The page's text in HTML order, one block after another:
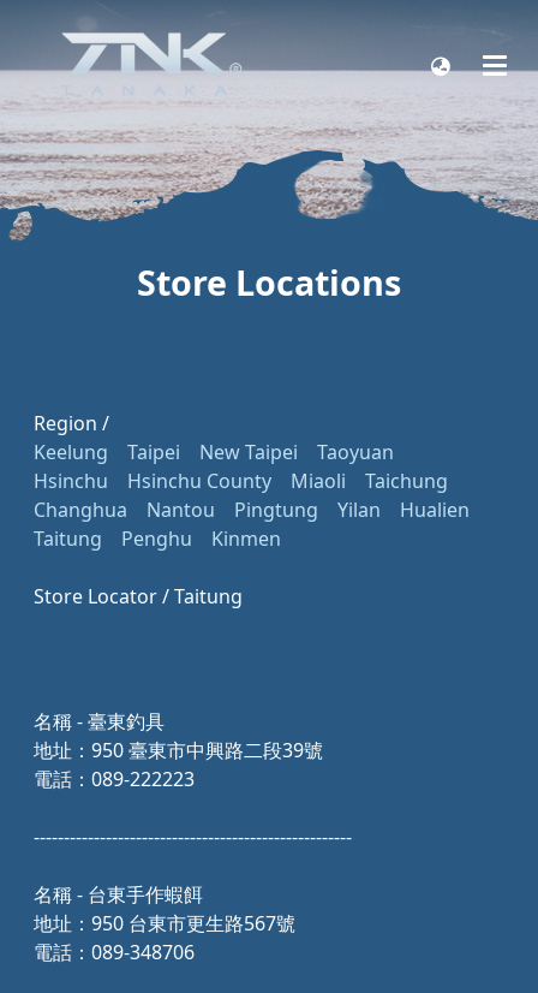
Store Locations
Region /
Keelung
Taipei New Taipei
Taoyuan
Hsinchu
Hsinchu County Miaoli
Taichung
Changhua
Nantou Pingtung Yilan
Hualien
Taitung
Penghu Kinmen
Store Locator / Taitung
名稱 - 臺東釣具
地址：950 臺東市中興路二段39號
電話：089-222223
-----------------------------------------------------
名稱 - 台東手作蝦餌
地址：950 台東市更生路567號
電話：089-348706